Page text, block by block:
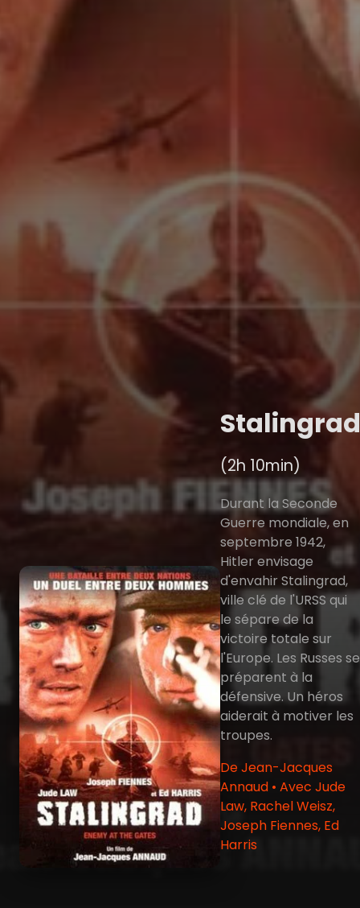
Stalingrad
(2h 10min)
Durant la Seconde
Guerre mondiale, en
septembre 1942,
Hitler envisage
d'envahir Stalingrad,
ville clé de l'URSS qui
le sépare de la
victoire totale sur
l'Europe. Les Russes se
préparent à la
défensive. Un héros
aiderait à motiver les
troupes.
De Jean-Jacques
Annaud • Avec Jude
Law, Rachel Weisz,
Joseph Fiennes, Ed
Harris